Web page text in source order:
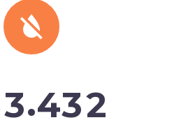


3.432